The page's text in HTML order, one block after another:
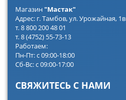
Магазин"Мастак"
Адрес: г. Тамбов, ул. Урожайная, 1в
т. 8 800 200 48 01
т. 8 (4752) 55-73-13
Работаем:
Пн-Пт: с 09:00-18:00
Сб-Вс: с 09:00-17:00
СВЯЖИТЕСЬ С НАМИ